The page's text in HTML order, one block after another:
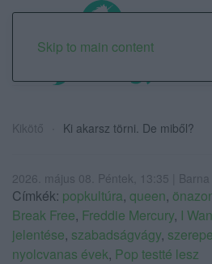
Skip to main content
Kikötő Ki akarsz törni. De miből?
2026. május 08. Péntek, 13:35 |
Címkék: popkultúra, queen,
Break Free, Freddie Mercury, I
jelentése, szabadságvágy,
nyolcvanas évek, Pop testté lesz